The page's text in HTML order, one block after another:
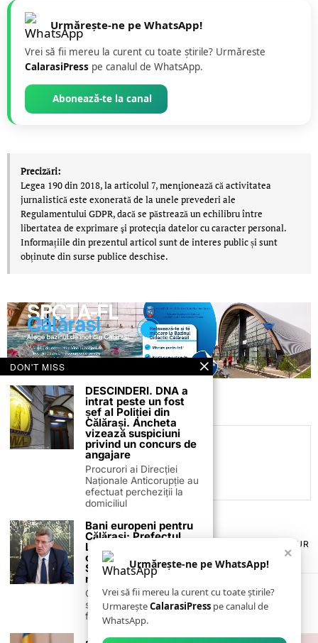
Urmărește-ne pe WhatsApp!
Vrei să fii mereu la curent cu toate știrile? Urmăreste
CalarasiPress pe canalul de WhatsApp.
Abonează-te la canal
Precizări:
Legea 190 din 2018, la articolul 7, menţionează că activitatea
jurnalistică este exonerată de la unele prevederi ale
Regulamentului GDPR, dacă se păstrează un echilibru între
libertatea de exprimare şi protecţia datelor cu caracter personal.
Informațiile din prezentul articol sunt de interes public și sunt
obținute din surse publice deschise.
C.C
TERMENI ȘI CONDIȚII
POLITICA DE ANULARE & RETUR
PUBLICITATE ONLINE & TIPĂRITĂ
CONTACT
ZIARUL ANUNȚUL CĂLĂRĂȘEAN
×
Urmărește-ne pe WhatsApp!
Vrei să fii mereu la curent cu toate știrile?
UrmareșteCalarasiPress pe canalul de
WhatsApp.
DON'T MISS
DESCINDERI. DNA a
intrat peste un fost
șef al Poliției din
Călărași. Ancheta
vizează suspiciuni
privind un concurs de
angajare
Procurori ai Direcției
Naționale Anticorupție au
efectuat percheziții la
domiciliul
Bani europeni pentru
Călărași: Prefectul
Laurențiu State anunță
colaborarea cu ADR
Sud-Muntenia pentru
noi finanțări
Călărașul se pregătește
să intre pe harta
finanțărilor europene, cu
„Nu eu am lovit”: Dan